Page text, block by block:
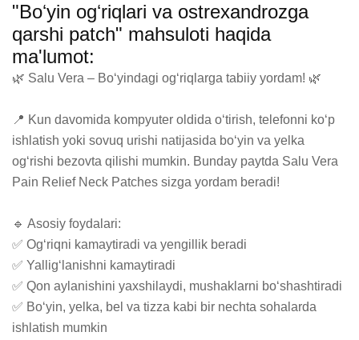
"Boʻyin ogʻriqlari va ostrexandrozga
qarshi patch" mahsuloti haqida
ma'lumot:
🌿 Salu Vera – Bo‘yindagi og‘riqlarga tabiiy yordam! 🌿
📍 Kun davomida kompyuter oldida o‘tirish, telefonni ko‘p
ishlatish yoki sovuq urishi natijasida bo‘yin va yelka
og‘rishi bezovta qilishi mumkin. Bunday paytda Salu Vera
Pain Relief Neck Patches sizga yordam beradi!
🔹 Asosiy foydalari:
✅ Og‘riqni kamaytiradi va yengillik beradi
✅ Yallig‘lanishni kamaytiradi
✅ Qon aylanishini yaxshilaydi, mushaklarni bo‘shashtiradi
✅ Bo‘yin, yelka, bel va tizza kabi bir nechta sohalarda
ishlatish mumkin